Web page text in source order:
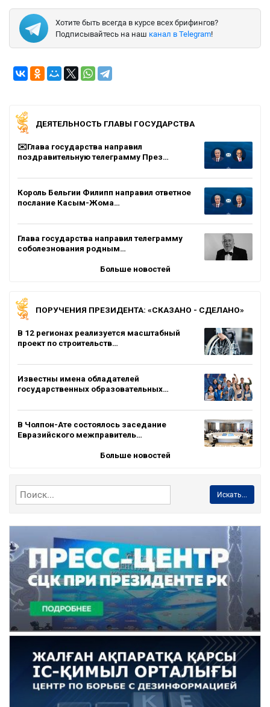
Хотите быть всегда в курсе всех брифингов?
Подписывайтесь на наш канал в Telegram!
ДЕЯТЕЛЬНОСТЬ ГЛАВЫ ГОСУДАРСТВА
✉️Глава государства направил
поздравительную телеграмму През…
Король Бельгии Филипп направил ответное
послание Касым-Жома…
Глава государства направил телеграмму
соболезнования родным…
Больше новостей
ПОРУЧЕНИЯ ПРЕЗИДЕНТА: «СКАЗАНО - СДЕЛАНО»
В 12 регионах реализуется масштабный
проект по строительств…
Известны имена обладателей
государственных образовательных…
В Чолпон-Ате состоялось заседание
Евразийского межправитель…
Больше новостей
Искать...